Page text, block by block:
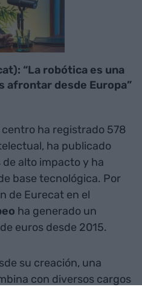
“La robótica es una
afrontar desde Europa”
ha registrado 578
ha publicado
alto impacto y ha
base tecnológica. Por
de Eurecat en el
ha generado un
euros desde 2015.
su creación, una
con diversos cargos